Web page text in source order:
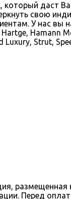
даст
свою
У нас вы
Hamann
Luxury, Strut,
размещенная
Перед